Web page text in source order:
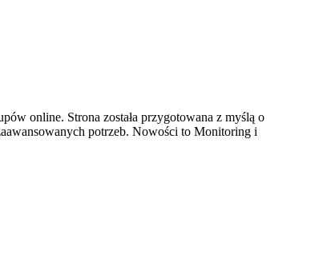
online. Strona została przygotowana z myślą o
potrzeb. Nowości to Monitoring i